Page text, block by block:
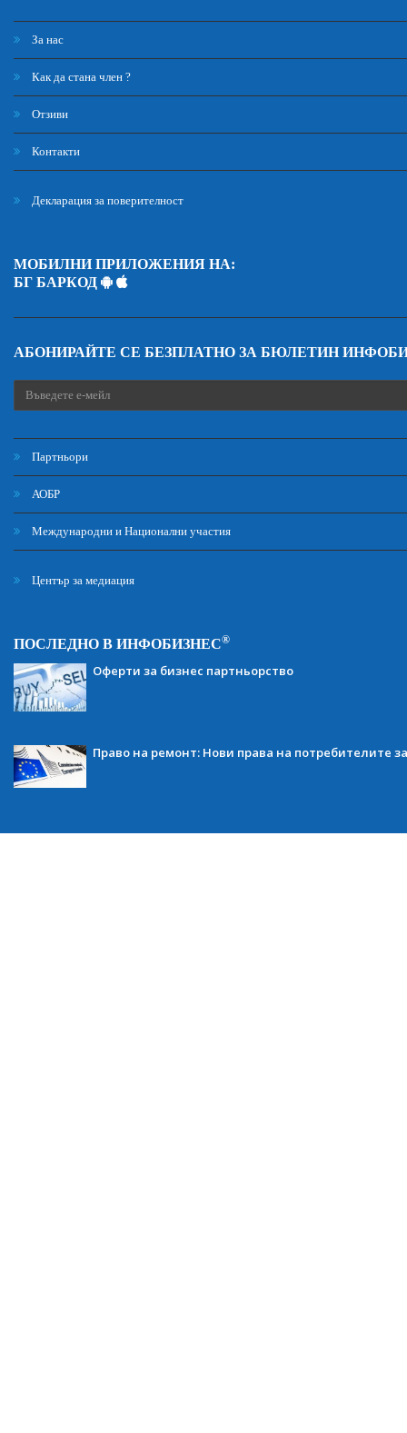
За нас
Как да стана член ?
Отзиви
Контакти
Декларация за поверителност
МОБИЛНИ ПРИЛОЖЕНИЯ НА:
БГ БАРКОД
АБОНИРАЙТЕ СЕ БЕЗПЛАТНО ЗА БЮЛЕТИН
Партньори
АОБР
Международни и Национални участия
Център за медиация
ПОСЛЕДНО В ИНФОБИЗНЕС®
Оферти за бизнес партньорство
Право на ремонт: Нови права на потребителите